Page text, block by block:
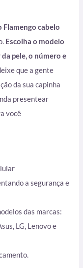
Flamengo cabelo
Escolha o modelo
pele, o número e
que a gente
da sua capinha
presentear
você
a segurança e
das marcas:
LG, Lenovo e